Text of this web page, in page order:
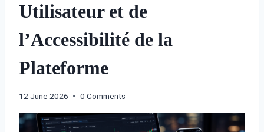
Utilisateur et de
l’Accessibilité de la
Plateforme
12 June 2026 0 Comments